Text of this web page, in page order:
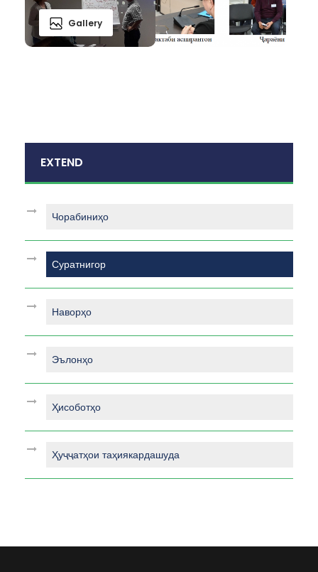
Gallery
EXTEND
Чорабиниҳо
Суратнигор
Наворҳо
Эълонҳо
Ҳисоботҳо
Ҳуҷҷатҳои таҳиякардашуда